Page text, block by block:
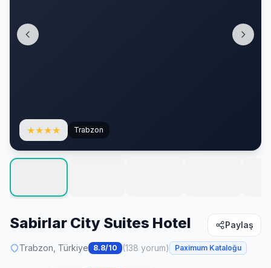
★★★★ Trabzon
Sabirlar City Suites Hotel Paylaş
Trabzon, Türkiye 8.8/10 (138 yorum) Paximum Kataloğu